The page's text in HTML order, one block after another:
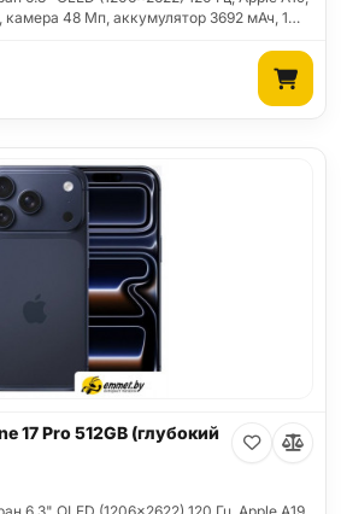
камера 48 Мп, аккумулятор 3692 мАч, 1…
17 Pro 512GB (глубокий